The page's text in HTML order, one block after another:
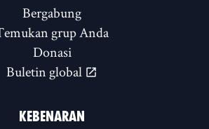
Bergabung
grup Anda
Donasi
Buletin global
KEBENARAN